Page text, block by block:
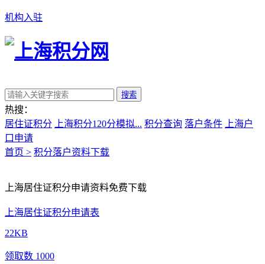
机构入驻
搜索
热搜：
居住证积分
上海积分120分模拟... 积分查询 落户条件
上海户
口申请
首页 > 积分落户资料下载
上海居住证积分申请资料免费下载
上海居住证积分申请表
22KB
领取数 1000